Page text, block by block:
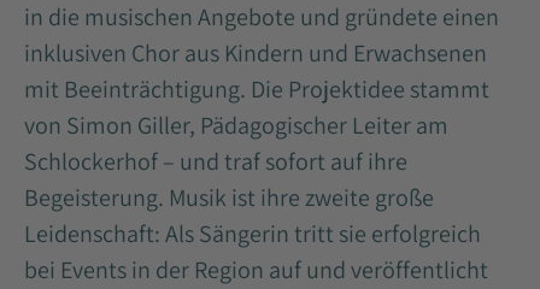
in die musischen Angebote und gründete einen
inklusiven Chor aus Kindern und Erwachsenen
mit Beeinträchtigung. Die Projektidee stammt
von Simon Giller, Pädagogischer Leiter am
Schlockerhof – und traf sofort auf ihre
Begeisterung. Musik ist ihre zweite große
Leidenschaft: Als Sängerin tritt sie erfolgreich
bei Events in der Region auf und veröffentlicht